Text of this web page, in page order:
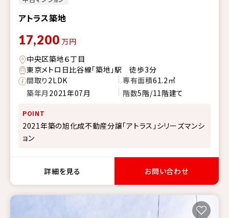
アトラス築地
17,200 万円
中央区築地６丁目
東京メトロ日比谷線「築地」駅 徒歩3分
間取り2LDK 専有面積61.2㎡
築年月 2021年07月 階数5階/11階建て
POINT
2021年築の旭化成不動産分譲「アトラス」シリーズマンシ
ョン
詳細を見る お問い合わせ